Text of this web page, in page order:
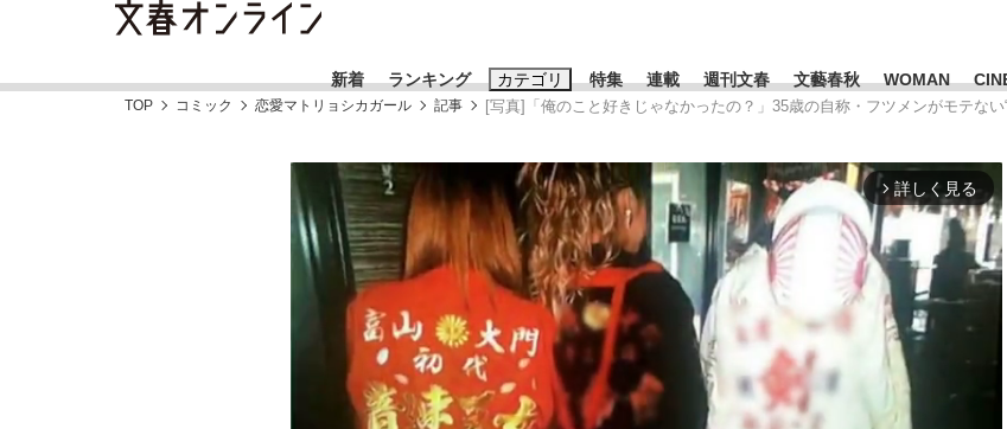
新着 ランキング カテゴリ 特集 連載 週刊文春 文藝春秋 WOMAN
おすすめのキーワードタグ一覧
#藤田晋 #三山凌輝 #高市早苗 #後藤真希 #森岡毅 #城彰二 #内
#玉木雄一郎
#亀和田武
TOP コミック 恋愛マトリョシカガール 記事 [写真]「俺のこと好きじゃなかったの？」35歳の自称・フツメンがモテな
arrow_forward_ios 詳しく見る